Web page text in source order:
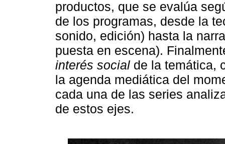
productos, que se evalúa
de los programas, desde la
sonido, edición) hasta la
puesta en escena).
interés social de la temática,
la agenda mediática del
cada una de las series
de estos ejes.